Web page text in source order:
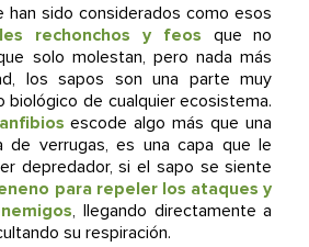
han sido considerados como esos
rechonchos y feos que no
solo molestan, pero nada más
los sapos son una parte muy
biológico de cualquier ecosistema.
escode algo más que una
de verrugas, es una capa que le
depredador, si el sapo se siente
para repeler los ataques y
, llegando directamente a
su respiración.